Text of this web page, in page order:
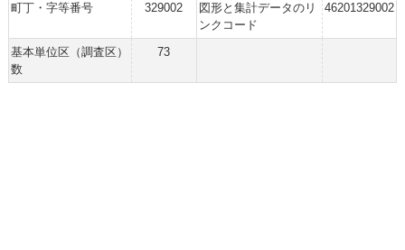
町丁・字等番号 329002
図形と集計データのリ
ンクコード
46201329002
基本単位区（調査区）
数
73